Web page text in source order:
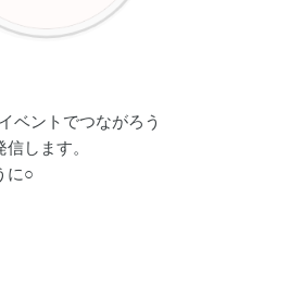
ベントでつながろう
します。
に○